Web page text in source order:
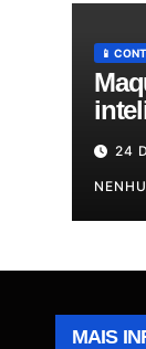
📱
24
MAIS